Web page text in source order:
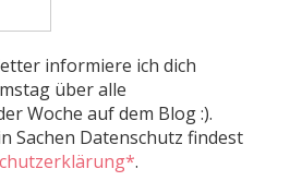
informiere ich dich
über alle
Woche auf dem Blog :).
Sachen Datenschutz findest
.